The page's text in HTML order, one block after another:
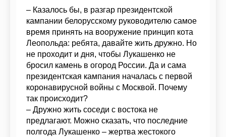
– Казалось бы, в разгар президентской
кампании белорусскому руководителю самое
время принять на вооружение принцип кота
Леопольда: ребята, давайте жить дружно. Но
не проходит и дня, чтобы Лукашенко не
бросил камень в огород России. Да и сама
президентская кампания началась с первой
коронавирусной войны с Москвой. Почему
так происходит?
– Дружно жить соседи с востока не
предлагают. Можно сказать, что последние
полгода Лукашенко – жертва жестокого